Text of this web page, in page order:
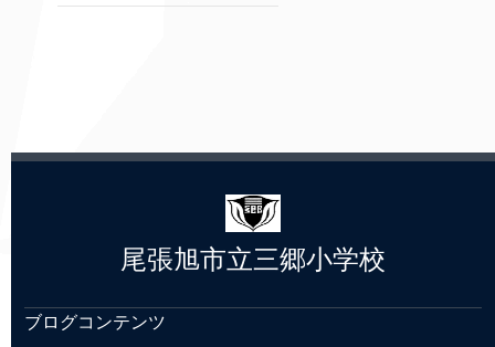
尾張旭市立三郷小学校
ブログコンテンツ